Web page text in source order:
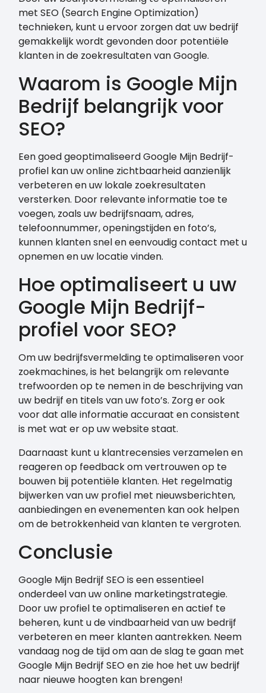
met SEO (Search Engine Optimization)
technieken, kunt u ervoor zorgen dat uw bedrijf
gemakkelijk wordt gevonden door potentiële
klanten in de zoekresultaten van Google.
Waarom is Google Mijn
Bedrijf belangrijk voor
SEO?
Een goed geoptimaliseerd Google Mijn Bedrijf-
profiel kan uw online zichtbaarheid aanzienlijk
verbeteren en uw lokale zoekresultaten
versterken. Door relevante informatie toe te
voegen, zoals uw bedrijfsnaam, adres,
telefoonnummer, openingstijden en foto’s,
kunnen klanten snel en eenvoudig contact met u
opnemen en uw locatie vinden.
Hoe optimaliseert u uw
Google Mijn Bedrijf-
profiel voor SEO?
Om uw bedrijfsvermelding te optimaliseren voor
zoekmachines, is het belangrijk om relevante
trefwoorden op te nemen in de beschrijving van
uw bedrijf en titels van uw foto’s. Zorg er ook
voor dat alle informatie accuraat en consistent
is met wat er op uw website staat.
Daarnaast kunt u klantrecensies verzamelen en
reageren op feedback om vertrouwen op te
bouwen bij potentiële klanten. Het regelmatig
bijwerken van uw profiel met nieuwsberichten,
aanbiedingen en evenementen kan ook helpen
om de betrokkenheid van klanten te vergroten.
Conclusie
Google Mijn Bedrijf SEO is een essentieel
onderdeel van uw online marketingstrategie.
Door uw profiel te optimaliseren en actief te
beheren, kunt u de vindbaarheid van uw bedrijf
verbeteren en meer klanten aantrekken. Neem
vandaag nog de tijd om aan de slag te gaan met
Google Mijn Bedrijf SEO en zie hoe het uw bedrijf
naar nieuwe hoogten kan brengen!